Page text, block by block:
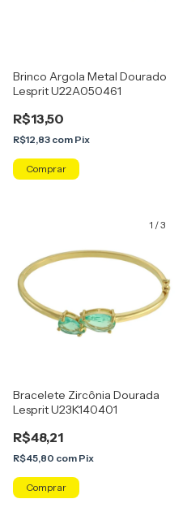
Brinco Argola Metal Dourado
Lesprit U22A050461
R$13,50
R$12,83 com Pix
1 /3
Bracelete Zircônia Dourada
Lesprit U23K140401
R$48,21
R$45,80 com Pix